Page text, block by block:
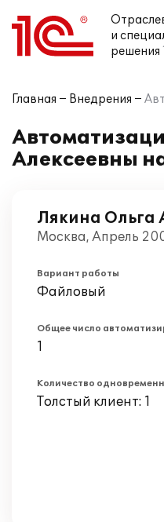
и
решения
Главная Внедрения
Алексеевны
Лякина Ольга
Москва, Апрель
Вариант работы
Файловый
Общее число
1
Количество
Толстый клиент: 1